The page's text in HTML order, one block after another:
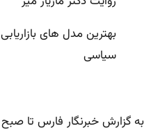
بهترین مدل های بازاریابی
سیاسی